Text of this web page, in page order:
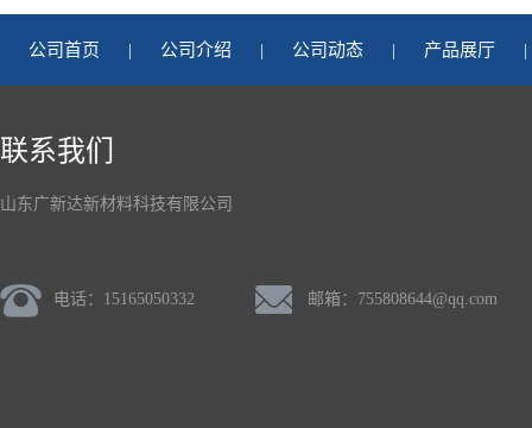
公司首页 | 公司介绍 | 公司动态 | 产品展厅 |
联系我们
山东广新达新材料科技有限公司
电话：15165050332 邮箱： 755808644@qq.com